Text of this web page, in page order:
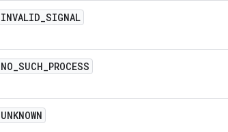
INVALID_SIGNAL
NO_SUCH_PROCESS
UNKNOWN